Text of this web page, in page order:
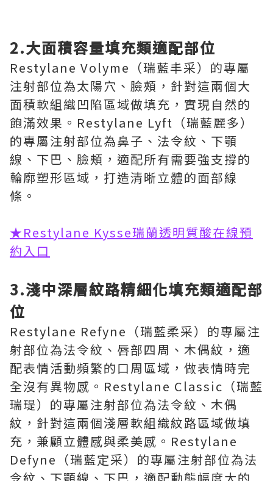
2.大面積容量填充類適配部位
Restylane Volyme（瑞藍丰采）的專屬
注射部位為太陽穴、臉頰，針對這兩個大
面積軟組織凹陷區域做填充，實現自然的
飽滿效果。Restylane Lyft（瑞藍麗多）
的專屬注射部位為鼻子、法令紋、下顎
線、下巴、臉頰，適配所有需要強支撐的
輪廓塑形區域，打造清晰立體的面部線
條。
★Restylane Kysse瑞蘭透明質酸在線預
約入口
3.淺中深層紋路精細化填充類適配部
位
Restylane Refyne（瑞藍柔采）的專屬注
射部位為法令紋、唇部四周、木偶紋，適
配表情活動頻繁的口周區域，做表情時完
全沒有異物感。Restylane Classic（瑞藍
瑞瑅）的專屬注射部位為法令紋、木偶
紋，針對這兩個淺層軟組織紋路區域做填
充，兼顧立體感與柔美感。Restylane
Defyne（瑞藍定采）的專屬注射部位為法
令紋、下顎線、下巴，適配動態幅度大的